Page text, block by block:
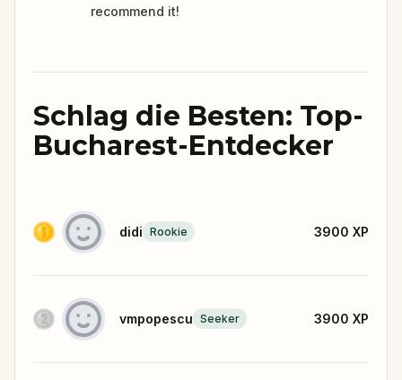
recommend it!
Schlag die Besten: Top-
Bucharest-Entdecker
didi Rookie 3900 XP
vmpopescu Seeker 3900 XP